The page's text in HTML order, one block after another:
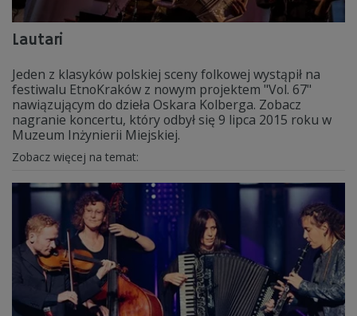
Lautari
Jeden z klasyków polskiej sceny folkowej wystąpił na
festiwalu EtnoKraków z nowym projektem "Vol. 67"
nawiązującym do dzieła Oskara Kolberga. Zobacz
nagranie koncertu, który odbył się 9 lipca 2015 roku w
Muzeum Inżynierii Miejskiej.
Zobacz więcej na temat: